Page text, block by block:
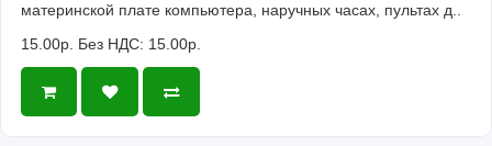
материнской плате компьютера, наручных часах, пультах д..
15.00р. Без НДС: 15.00р.